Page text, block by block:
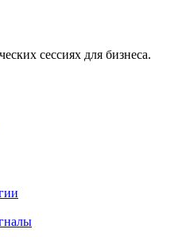
сессиях для бизнеса.